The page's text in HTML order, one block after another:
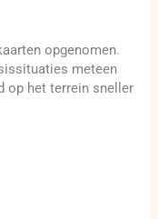
opgenomen.
meteen
op het terrein sneller